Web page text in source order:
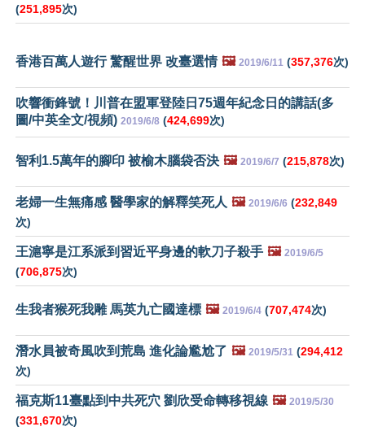
(251,895次)
香港百萬人遊行 驚醒世界 改臺選情 🖼️ 2019/6/11 (357,376次)
吹響衝鋒號！川普在盟軍登陸日75週年紀念日的講話(多
圖/中英全文/視頻) 2019/6/8 (424,699次)
智利1.5萬年的腳印 被榆木腦袋否決 🖼️ 2019/6/7 (215,878次)
老婦一生無痛感 醫學家的解釋笑死人 🖼️ 2019/6/6 (232,849
次)
王滬寧是江系派到習近平身邊的軟刀子殺手 🖼️ 2019/6/5
(706,875次)
生我者猴死我雕 馬英九亡國達標 🖼️ 2019/6/4 (707,474次)
潛水員被奇風吹到荒島 進化論尷尬了 🖼️ 2019/5/31 (294,412
次)
福克斯11臺點到中共死穴 劉欣受命轉移視線 🖼️ 2019/5/30
(331,670次)